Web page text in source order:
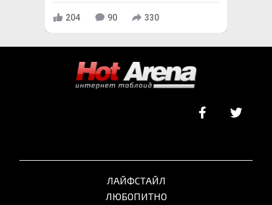
204 90 330
ЛАЙФСТАЙЛ
ЛЮБОПИТНО